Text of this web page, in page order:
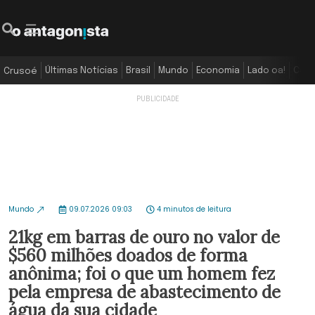
Crusoé Últimas Notícias Brasil Mundo Economia Lado oa!
Mundo 09.07.2026 09:03 4 minutos de leitura
21kg em barras de ouro no valor de
$560 milhões doados de forma
anônima; foi o que um homem fez
pela empresa de abastecimento de
água da sua cidade